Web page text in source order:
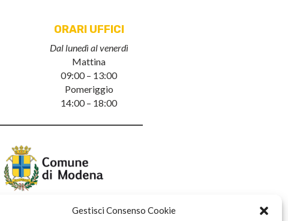
Gestisci Consenso Cookie
ORARI UFFICI
Dal lunedì al venerdì
Mattina
09:00 – 13:00
Pomeriggio
14:00 – 18:00